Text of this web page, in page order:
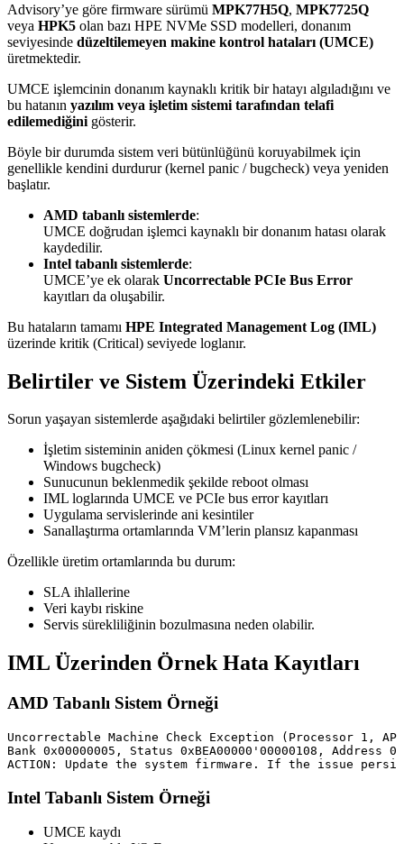
Advisory’ye göre firmware sürümü MPK77H5Q, MPK7725Q
veya HPK5 olan bazı HPE NVMe SSD modelleri, donanım
seviyesinde düzeltilemeyen makine kontrol hataları (UMCE)
üretmektedir.
UMCE işlemcinin donanım kaynaklı kritik bir hatayı algıladığını ve
bu hatanın yazılım veya işletim sistemi tarafından telafi
edilemediğini gösterir.
Böyle bir durumda sistem veri bütünlüğünü koruyabilmek için
genellikle kendini durdurur (kernel panic / bugcheck) veya yeniden
başlatır.
AMD tabanlı sistemlerde:
UMCE doğrudan işlemci kaynaklı bir donanım hatası olarak
kaydedilir.
Intel tabanlı sistemlerde:
UMCE’ye ek olarak Uncorrectable PCIe Bus Error
kayıtları da oluşabilir.
Bu hataların tamamı HPE Integrated Management Log (IML)
üzerinde kritik (Critical) seviyede loglanır.
Belirtiler ve Sistem Üzerindeki Etkiler
Sorun yaşayan sistemlerde aşağıdaki belirtiler gözlemlenebilir:
İşletim sisteminin aniden çökmesi (Linux kernel panic /
Windows bugcheck)
Sunucunun beklenmedik şekilde reboot olması
IML loglarında UMCE ve PCIe bus error kayıtları
Uygulama servislerinde ani kesintiler
Sanallaştırma ortamlarında VM’lerin plansız kapanması
Özellikle üretim ortamlarında bu durum:
SLA ihlallerine
Veri kaybı riskine
Servis sürekliliğinin bozulmasına neden olabilir.
IML Üzerinden Örnek Hata Kayıtları
AMD Tabanlı Sistem Örneği
Uncorrectable Machine Check Exception (Processor 1,
Bank 0x00000005, Status 0xBEA00000'00000108, Address
Intel Tabanlı Sistem Örneği
UMCE kaydı